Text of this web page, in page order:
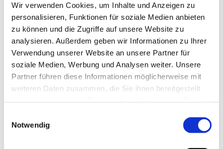
Wir verwenden Cookies, um Inhalte und Anzeigen zu
personalisieren, Funktionen für soziale Medien anbieten
zu können und die Zugriffe auf unsere Website zu
analysieren. Außerdem geben wir Informationen zu Ihrer
Verwendung unserer Website an unsere Partner für
soziale Medien, Werbung und Analysen weiter. Unsere
Partner führen diese Informationen möglicherweise mit
weiteren Daten zusammen, die Sie ihnen bereitgestellt
Notwendig
die Kirchenmusik, die Senioren- und die Kinderarbeit
sowie weitere Gruppen und Kreise; außerdem gehörten
Vertreter der Öffentlichkeit der einzelnen Dörfern dazu,
z. B.: die Landfrauen und Abgeordnete der Vereine.
Der Gemeindebeirat sollte den Austausch fördern, die
Verbindung in der Gemeinde und nach außen stärken
und das Presbyterium unterstützen und beraten. Das
"Lebendige Adventskalender".